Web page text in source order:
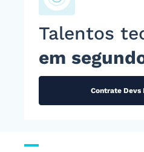
Talentos
em
Contrate Devs